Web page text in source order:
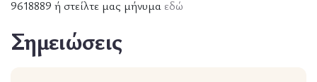
9618889 ή στείλτε μας μήνυμα εδώ
Σημειώσεις